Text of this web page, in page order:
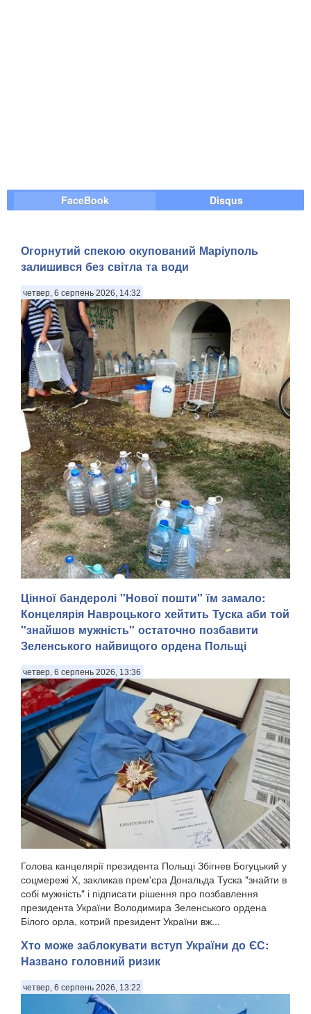
FaceBook Disqus
Огорнутий спекою окупований Маріуполь
залишився без світла та води
четвер, 6 серпень 2026, 14:32
Тимчасово захоплений російськими військами Маріуполь
Донецької області після вибухів, що пролунали 5 серпня
та в ніч на 6 серпня, залишився без світла й води,
передають Патріоти України з посиланням на легітимну
Цінної бандеролі "Нової пошти" їм замало:
Концелярія Навроцького хейтить Туска аби той
"знайшов мужність" остаточно позбавити
Зеленського найвищого ордена Польщі
четвер, 6 серпень 2026, 13:36
Голова канцелярії президента Польщі Збігнев Богуцький у
соцмережі Х, закликав прем'єра Дональда Туска "знайти в
собі мужність" і підписати рішення про позбавлення
президента України Володимира Зеленського ордена
Білого орла, котрий президент України вж...
Хто може заблокувати вступ України до ЄС:
Названо головний ризик
четвер, 6 серпень 2026, 13:22